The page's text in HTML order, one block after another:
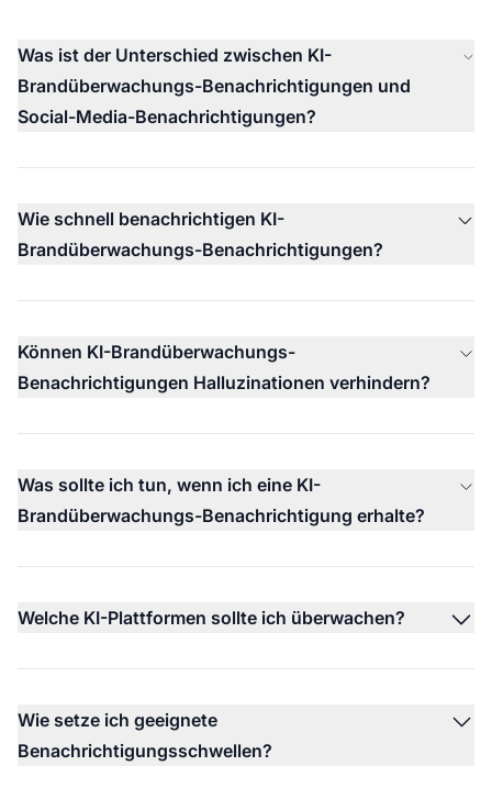
Was ist der Unterschied zwischen KI-
Brandüberwachungs-Benachrichtigungen und
Social-Media-Benachrichtigungen?
Wie schnell benachrichtigen KI-
Brandüberwachungs-Benachrichtigungen?
Können KI-Brandüberwachungs-
Benachrichtigungen Halluzinationen verhindern?
Was sollte ich tun, wenn ich eine KI-
Brandüberwachungs-Benachrichtigung erhalte?
Welche KI-Plattformen sollte ich überwachen?
Wie setze ich geeignete
Benachrichtigungsschwellen?